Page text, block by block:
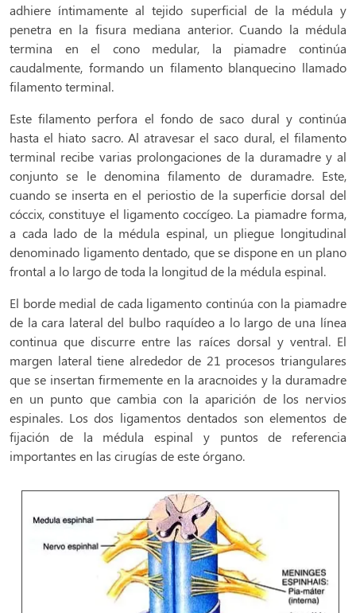
adhiere íntimamente al tejido superficial de la médula y
penetra en la fisura mediana anterior. Cuando la médula
termina en el cono medular, la piamadre continúa
caudalmente, formando un filamento blanquecino llamado
filamento terminal.
Este filamento perfora el fondo de saco dural y continúa
hasta el hiato sacro. Al atravesar el saco dural, el filamento
terminal recibe varias prolongaciones de la duramadre y al
conjunto se le denomina filamento de duramadre. Este,
cuando se inserta en el periostio de la superficie dorsal del
cóccix, constituye el ligamento coccígeo. La piamadre forma,
a cada lado de la médula espinal, un pliegue longitudinal
denominado ligamento dentado, que se dispone en un plano
frontal a lo largo de toda la longitud de la médula espinal.
El borde medial de cada ligamento continúa con la piamadre
de la cara lateral del bulbo raquídeo a lo largo de una línea
continua que discurre entre las raíces dorsal y ventral. El
margen lateral tiene alrededor de 21 procesos triangulares
que se insertan firmemente en la aracnoides y la duramadre
en un punto que cambia con la aparición de los nervios
espinales. Los dos ligamentos dentados son elementos de
fijación de la médula espinal y puntos de referencia
importantes en las cirugías de este órgano.